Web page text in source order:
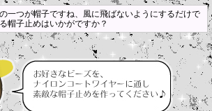
一つが帽子ですね、風に飛ばないようにするだけで
帽子止めはいかがですか？